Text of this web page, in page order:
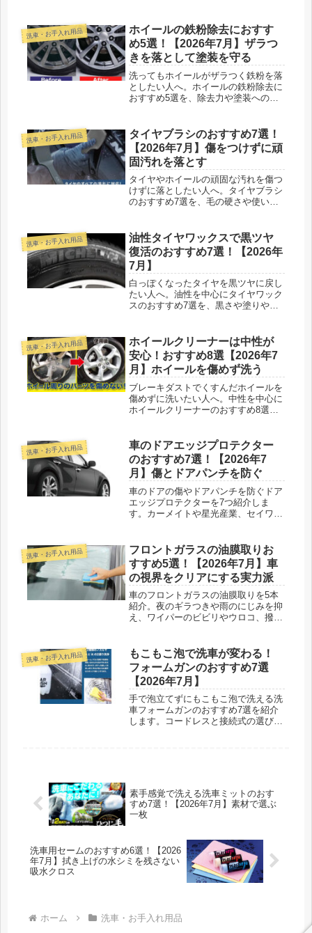
洗車・お手入れ用品
ホイールの鉄粉除去におすす
め5選！【2026年7月】ザラつ
きを落として塗装を守る
洗ってもホイールがザラつく鉄粉を落
としたい人へ。ホイールの鉄粉除去に
おすすめ5選を、除去力や塗装へのや
洗車・お手入れ用品
タイヤブラシのおすすめ7選！
【2026年7月】傷をつけずに頑
固汚れを落とす
タイヤやホイールの頑固な汚れを傷つ
けずに落としたい人へ。タイヤブラシ
のおすすめ7選を、毛の硬さや使いや
洗車・お手入れ用品
油性タイヤワックスで黒ツヤ
復活のおすすめ7選！【2026年
7月】
白っぽくなったタイヤを黒ツヤに戻し
たい人へ。油性を中心にタイヤワック
スのおすすめ7選を、黒さや塗りやす
洗車・お手入れ用品
ホイールクリーナーは中性が
安心！おすすめ8選【2026年7
月】ホイールを傷めず洗う
ブレーキダストでくすんだホイールを
傷めずに洗いたい人へ。中性を中心に
ホイールクリーナーのおすすめ8選
洗車・お手入れ用品
車のドアエッジプロテクター
のおすすめ7選！【2026年7
月】傷とドアパンチを防ぐ
車のドアの傷やドアパンチを防ぐドア
エッジプロテクターを7つ紹介しま
す。カーメイトや星光産業、セイワな
した。
洗車・お手入れ用品
フロントガラスの油膜取りお
すすめ5選！【2026年7月】車
の視界をクリアにする実力派
車のフロントガラスの油膜取りを5本
紹介。夜のギラつきや雨のにじみを抑
え、ワイパーのビビリやウロコ、撥水
洗車・お手入れ用品
もこもこ泡で洗車が変わる！
フォームガンのおすすめ7選
【2026年7月】
手で泡立てずにもこもこ泡で洗える洗
車フォームガンのおすすめ7選を紹介
します。コードレスと接続式の選び分
素手感覚で洗える洗車ミットのおす
すめ7選！【2026年7月】素材で選ぶ
一枚
洗車用セームのおすすめ6選！【2026
年7月】拭き上げの水シミを残さない
吸水クロス
ホーム 洗車・お手入れ用品